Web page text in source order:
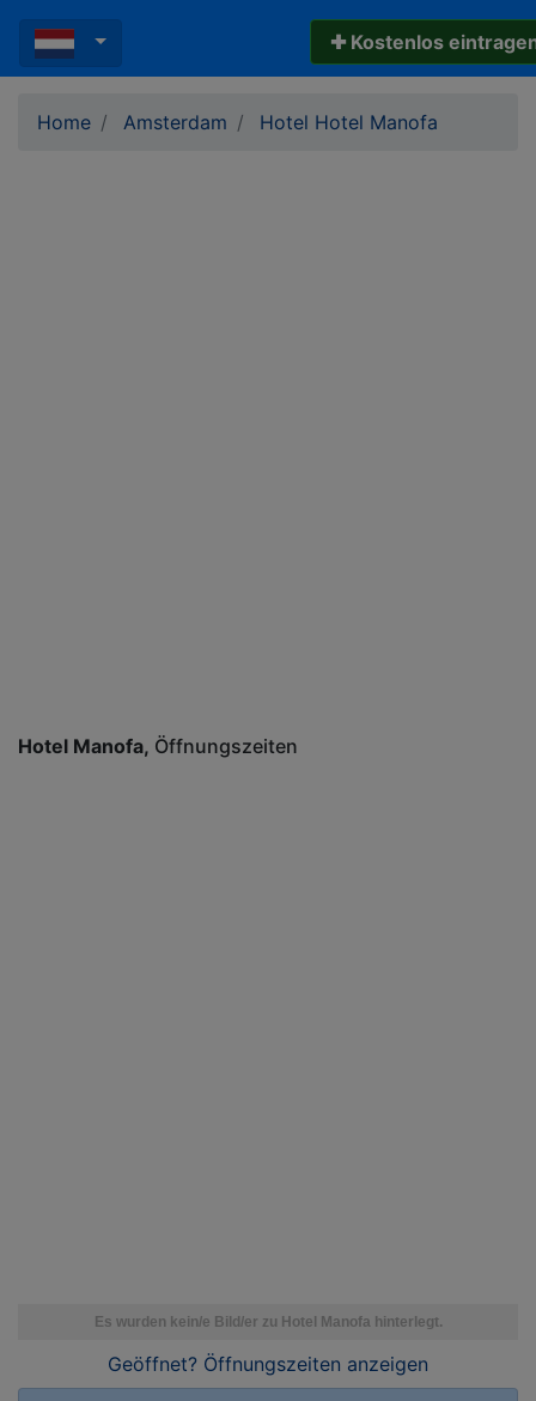
✚ Kostenlos
Home Amsterdam Hotel Hotel Manofa
Hotel Manofa Öffnungszeiten
Geöffnet? Öffnungszeiten anzeigen